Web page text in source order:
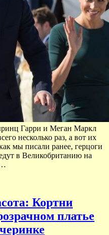
Гарри и Меган Маркл
несколько раз, а вот их
мы писали ранее, герцоги
в Великобританию на
Кортни
платье